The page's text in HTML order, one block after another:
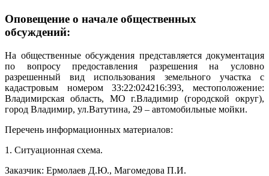
Оповещение о начале общественных
обсуждений:
На общественные обсуждения представляется документация
по вопросу предоставления разрешения на условно
разрешенный вид использования земельного участка с
кадастровым номером 33:22:024216:393, местоположение:
Владимирская область, МО г.Владимир (городской округ),
город Владимир, ул.Ватутина, 29 – автомобильные мойки.
Перечень информационных материалов:
1. Ситуационная схема.
Заказчик: Ермолаев Д.Ю., Магомедова П.И.